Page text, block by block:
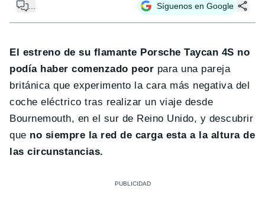
Síguenos en Google
El estreno de su flamante Porsche Taycan 4S no
podía haber comenzado peor para una pareja
británica que experimento la cara más negativa del
coche eléctrico tras realizar un viaje desde
Bournemouth, en el sur de Reino Unido, y descubrir
que no siempre la red de carga esta a la altura de
las circunstancias.